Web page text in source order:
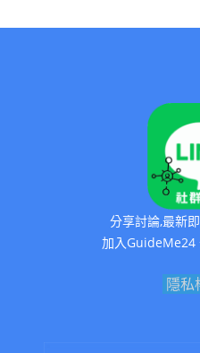
分享討論,最新
加入GuideMe24
隱私